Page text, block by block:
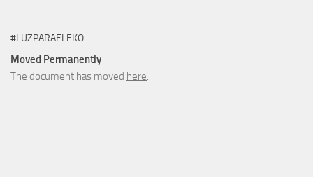
#LUZPARAELEKO
Moved Permanently
The document has moved here.